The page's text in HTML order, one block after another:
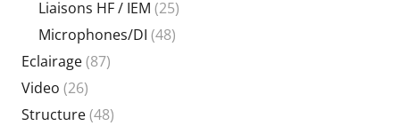
Liaisons HF / IEM (25)
Microphones/DI (48)
Eclairage(87)
Video (26)
Structure(48)